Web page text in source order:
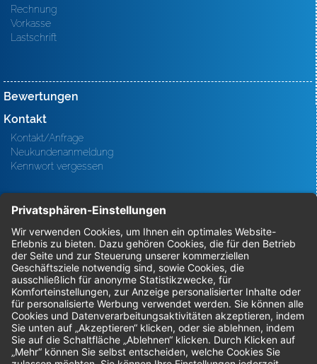
Rechnung
Vorkasse
Lastschrift
Bewertungen
Kontakt
Kontakt/Anfrage
Neukundenanmeldung
Kennwort vergessen
Bestellungen
Sendung verfolgen